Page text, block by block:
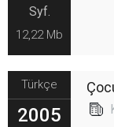
Syf.
12,22 Mb
Türkçe
2005